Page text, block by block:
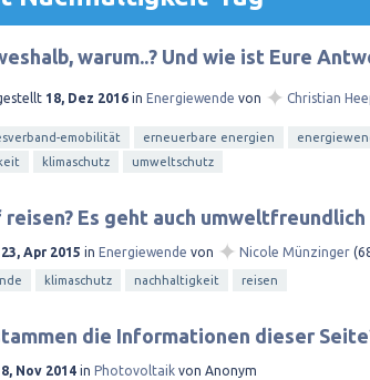
warum..? Und wie ist Eure
18, Dez 2016 in Energiewende von ✦ Christian
emobilität erneuerbare energien
klimaschutz umweltschutz
reisen? Es geht auch umweltfreundlich
23, Apr 2015 in Energiewende von ✦ Nicole Münzinger (
klimaschutz nachhaltigkeit reisen
die Informationen dieser
8, Nov 2014 in Photovoltaik von Anonym